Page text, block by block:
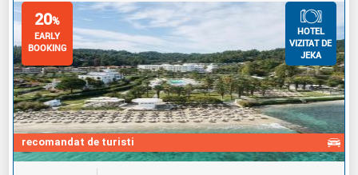
recomandat de turisti
20%
EARLY
BOOKING
HOTEL
VIZITAT DE
JEKA